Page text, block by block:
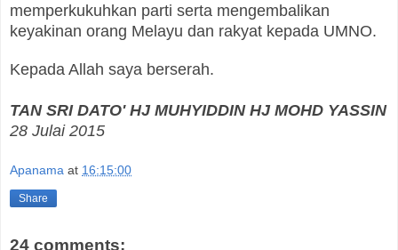
memperkukuhkan parti serta mengembalikan
keyakinan orang Melayu dan rakyat kepada UMNO.
Kepada Allah saya berserah.
TAN SRI DATO' HJ MUHYIDDIN HJ MOHD YASSIN
28 Julai 2015
Apanama at 16:15:00
Share
24 comments: